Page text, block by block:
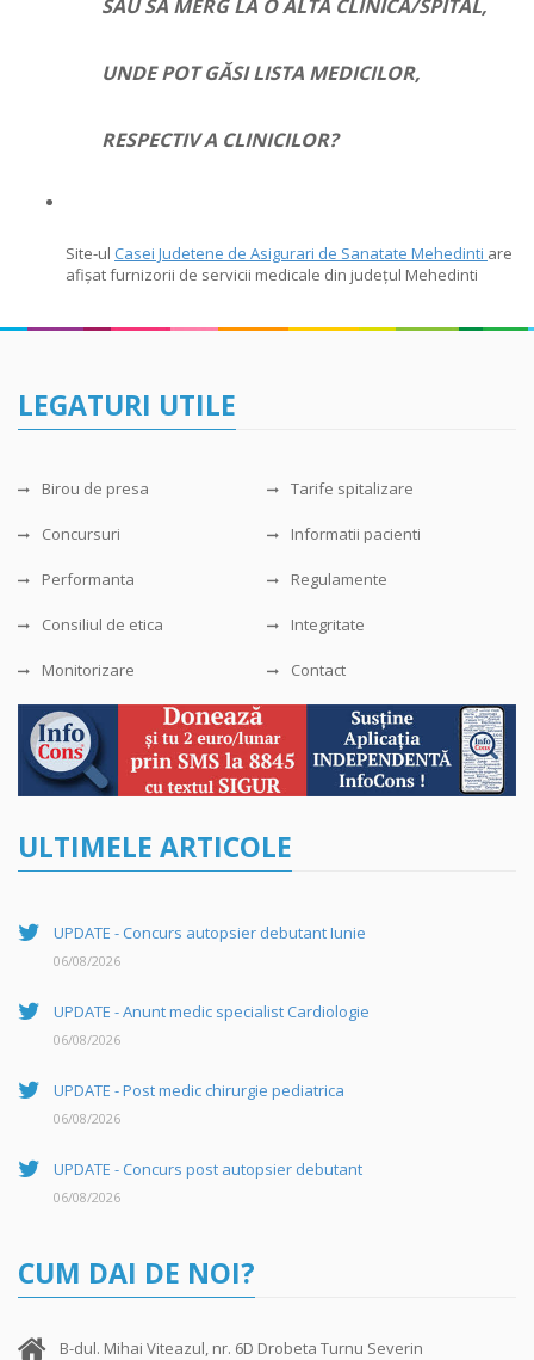
SAU SĂ MERG LA O ALTĂ CLINICĂ/SPITAL,
UNDE POT GĂSI LISTA MEDICILOR,
RESPECTIV A CLINICILOR?
Site-ul Casei Judetene de Asigurari de Sanatate Mehedinti are
afișat furnizorii de servicii medicale din județul Mehedinti
LEGATURI UTILE
Birou de presa Tarife spitalizare
Concursuri Informatii pacienti
Performanta Regulamente
Consiliul de etica Integritate
Monitorizare Contact
ULTIMELE ARTICOLE
UPDATE - Concurs autopsier debutant Iunie
06/08/2026
UPDATE - Anunt medic specialist Cardiologie
06/08/2026
UPDATE - Post medic chirurgie pediatrica
06/08/2026
UPDATE - Concurs post autopsier debutant
06/08/2026
CUM DAI DE NOI?
B-dul. Mihai Viteazul, nr. 6D Drobeta Turnu Severin